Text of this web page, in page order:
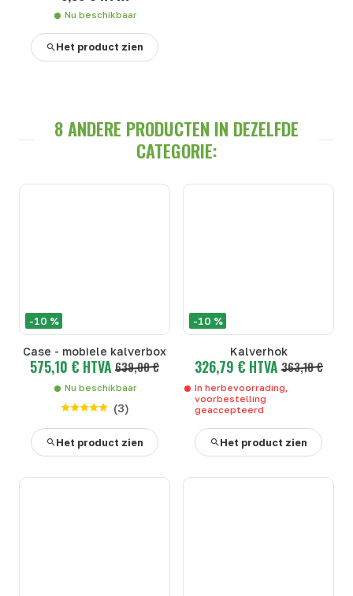
Nu beschikbaar
Het product zien
8 ANDERE PRODUCTEN IN DEZELFDE
CATEGORIE:
-10 %
Case - mobiele kalverbox
575,10 € HTVA 639,00 €
Nu beschikbaar
(3)
Het product zien
-10 %
Kalverhok
326,79 € HTVA 363,10 €
In herbevoorrading,
voorbestelling
geaccepteerd
Het product zien